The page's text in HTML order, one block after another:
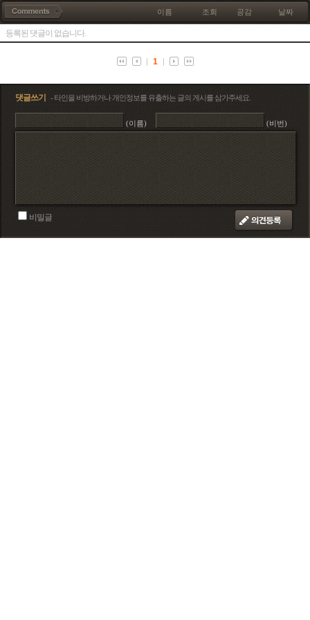
이름 조회 공감 날짜
등록된 댓글이 없습니다.
1
댓글쓰기 - 타인을 비방하거나 개인정보를 유출하는 글의 게시를 삼가주세요.
(이름) (비번)
비밀글